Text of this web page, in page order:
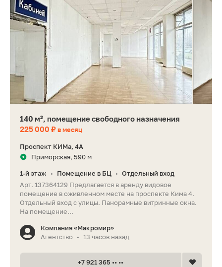
140 м², помещение свободного назначения
225 000 ₽в месяц
Проспект КИМа, 4А
Приморская, 590 м
1-й этаж • Помещение в БЦ • Отдельный вход
Арт. 137364129 Предлагается в аренду видовое
помещение в оживленном месте на проспекте Кима 4.
Отдельный вход с улицы. Панорамные витринные окна.
На помещение...
Компания «Макромир»
Агентство
• 13 часов назад
+7 921 365 •• ••